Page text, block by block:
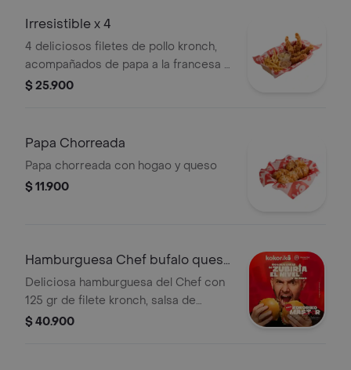
Irresistible x 4
4 deliciosos filetes de pollo kronch,
acompañados de papa a la francesa o
papa de la casa, mas ensalada
$ 25.900
Papa Chorreada
Papa chorreada con hogao y queso
$ 11.900
Hamburguesa Chef bufalo queso
azul Kombo
Deliciosa hamburguesa del Chef con
125 gr de filete kronch, salsa de
queso azul, vegetales frescos,
$ 40.900